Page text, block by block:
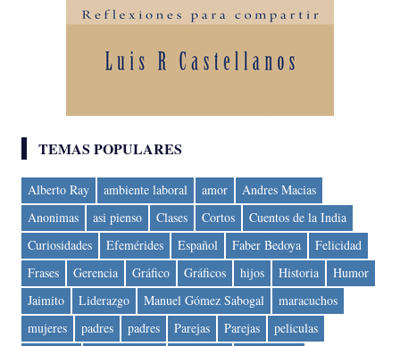
TEMAS POPULARES
Alberto Ray ambiente laboral amor
Andres Macias
Anonimas
asi pienso Clases Cortos
Cuentos de la India
Curiosidades
Efemérides Español Faber Bedoya
Felicidad
Frases
Gerencia Gráfico Gráficos hijos Historia
Humor
Jaimito
Liderazgo Manuel Gómez Sabogal
maracuchos
mujeres
padres padres Parejas Parejas
peliculas